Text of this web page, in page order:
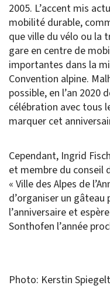
2005. L’accent mis
mobilité durable,
que ville du vélo ou la
gare en centre de
importantes dans la
Convention alpine.
possible, en l’an 2020
célébration avec tous
marquer cet
Cependant, Ingrid
et membre du conseil
« Ville des Alpes de
d’organiser un gâteau
l’anniversaire et
Sonthofen l’année
Photo: Kerstin Spiegelt